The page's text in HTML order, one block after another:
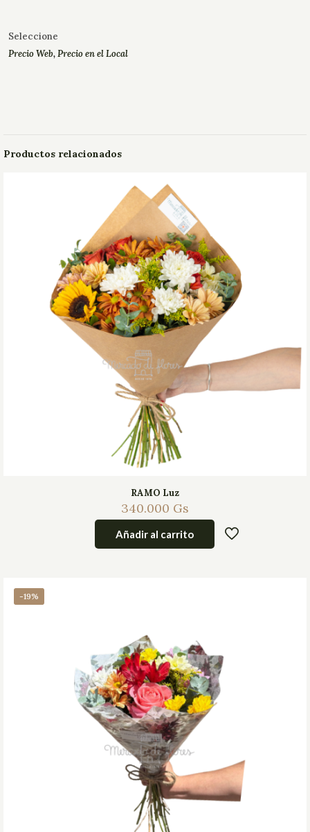
Seleccione
Precio Web,Precio en el Local
Productos relacionados
RAMO Luz
340.000 Gs
Añadir al carrito
-19%